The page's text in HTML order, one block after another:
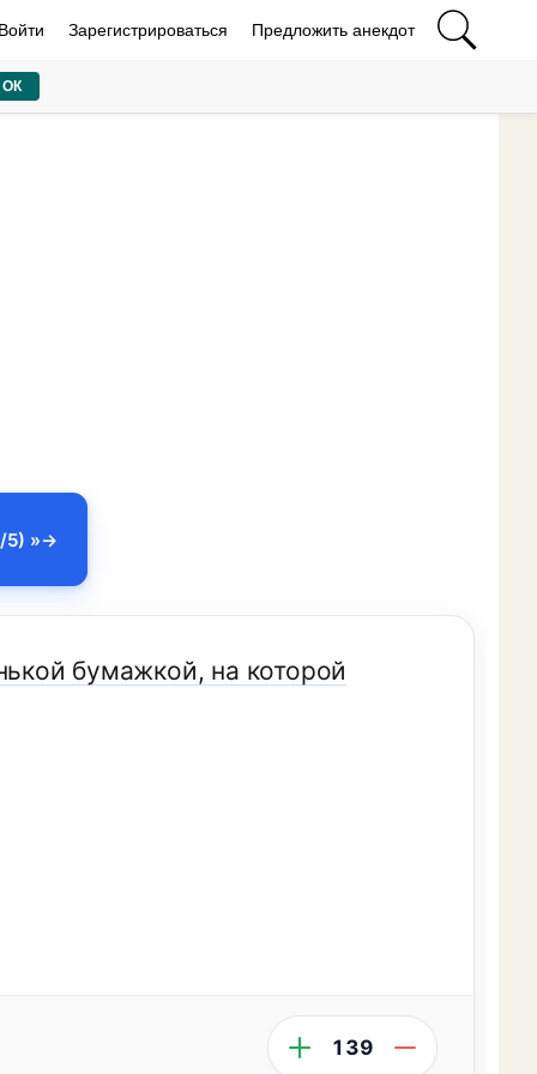
Зарегистрироваться Предложить анекдот
5) »
бумажкой, на котоpой
139
ОК